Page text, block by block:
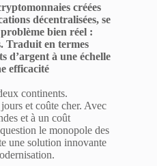
créées
décentralisées, se
bien réel :
Traduit en termes
d’argent à une échelle
efficacité
continents.
et coûte cher. Avec
et à un coût
le monopole des
une solution innovante